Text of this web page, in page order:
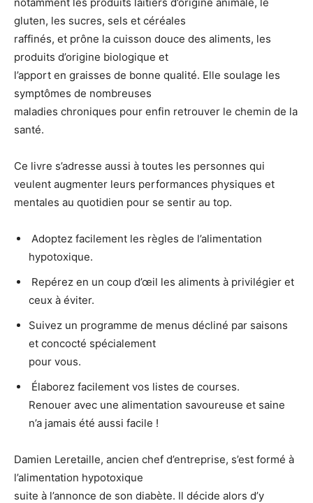
gluten, les sucres, sels et céréales
raffinés, et prône la cuisson douce des aliments, les
produits d’origine biologique et
l’apport en graisses de bonne qualité. Elle soulage les
symptômes de nombreuses
maladies chroniques pour enfin retrouver le chemin de la
santé.
Ce livre s’adresse aussi à toutes les personnes qui
veulent augmenter leurs performances physiques et
mentales au quotidien pour se sentir au top.
Adoptez facilement les règles de l’alimentation
hypotoxique.
Repérez en un coup d’œil les aliments à privilégier et
ceux à éviter.
Suivez un programme de menus décliné par saisons
et concocté spécialement
pour vous.
Élaborez facilement vos listes de courses.
Renouer avec une alimentation savoureuse et saine
n’a jamais été aussi facile !
Damien Leretaille, ancien chef d’entreprise, s’est formé à
l’alimentation hypotoxique
suite à l’annonce de son diabète. Il décide alors d’y